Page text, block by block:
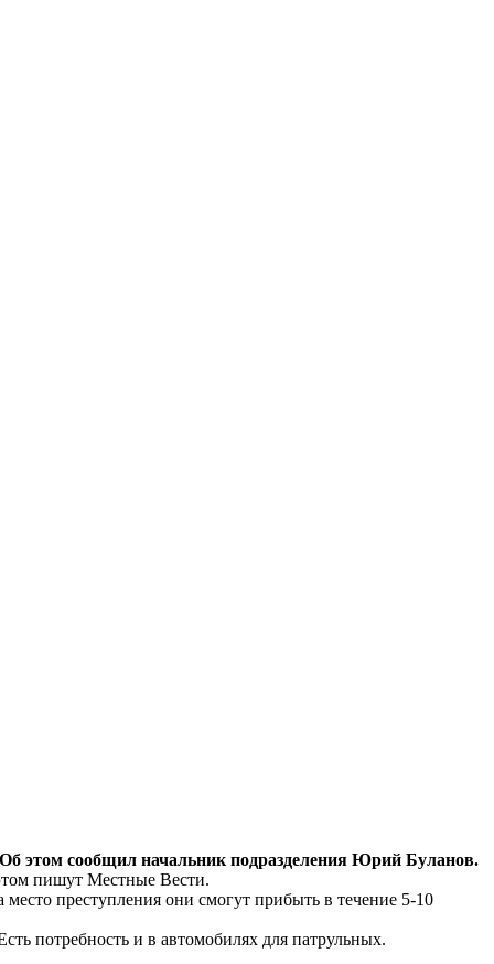
этом сообщил начальник подразделения Юрий Буланов.
пишут Местные Вести.
преступления они смогут прибыть в течение 5-10
потребность и в автомобилях для патрульных.